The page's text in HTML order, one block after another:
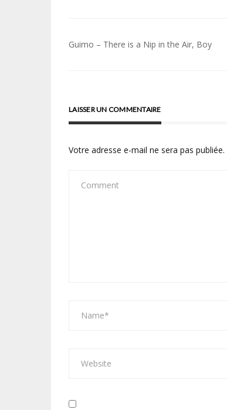
Navigation
Guimo – There is a Nip in the Air, Boy
LAISSER UN COMMENTAIRE
Votre adresse e-mail ne sera pas publiée.